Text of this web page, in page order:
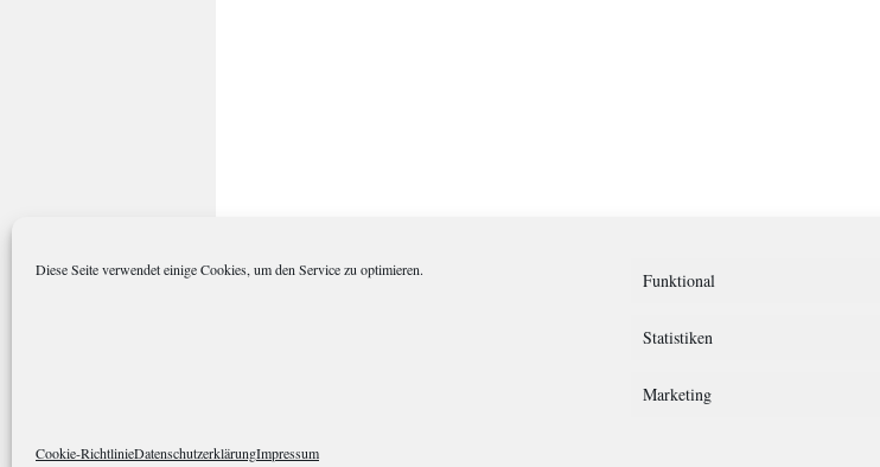
Diese Seite verwendet einige Cookies, um den Service zu optimieren. Funktional
Statistiken
Marketing
Cookie-RichtlinieDatenschutzerklärungImpressum